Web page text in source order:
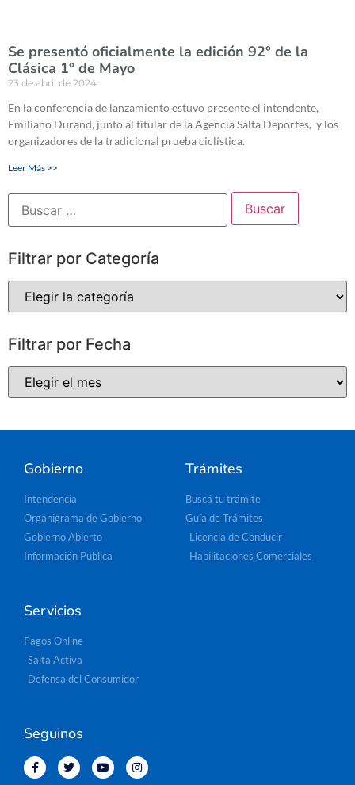
Se presentó oficialmente la edición 92° de la
Clásica 1° de Mayo
23 de abril de 2024
En la conferencia de lanzamiento estuvo presente el intendente,
Emiliano Durand, junto al titular de la Agencia Salta Deportes, y los
organizadores de la tradicional prueba ciclística.
Leer Más >>
Filtrar por Categoría
Filtrar por Fecha
Gobierno
Intendencia
Organigrama de Gobierno
Gobierno Abierto
Información Pública
Trámites
Buscá tu trámite
Guía de Trámites
Licencia de Conducir
Habilitaciones Comerciales
Servicios
Pagos Online
Salta Activa
Defensa del Consumidor
Seguinos